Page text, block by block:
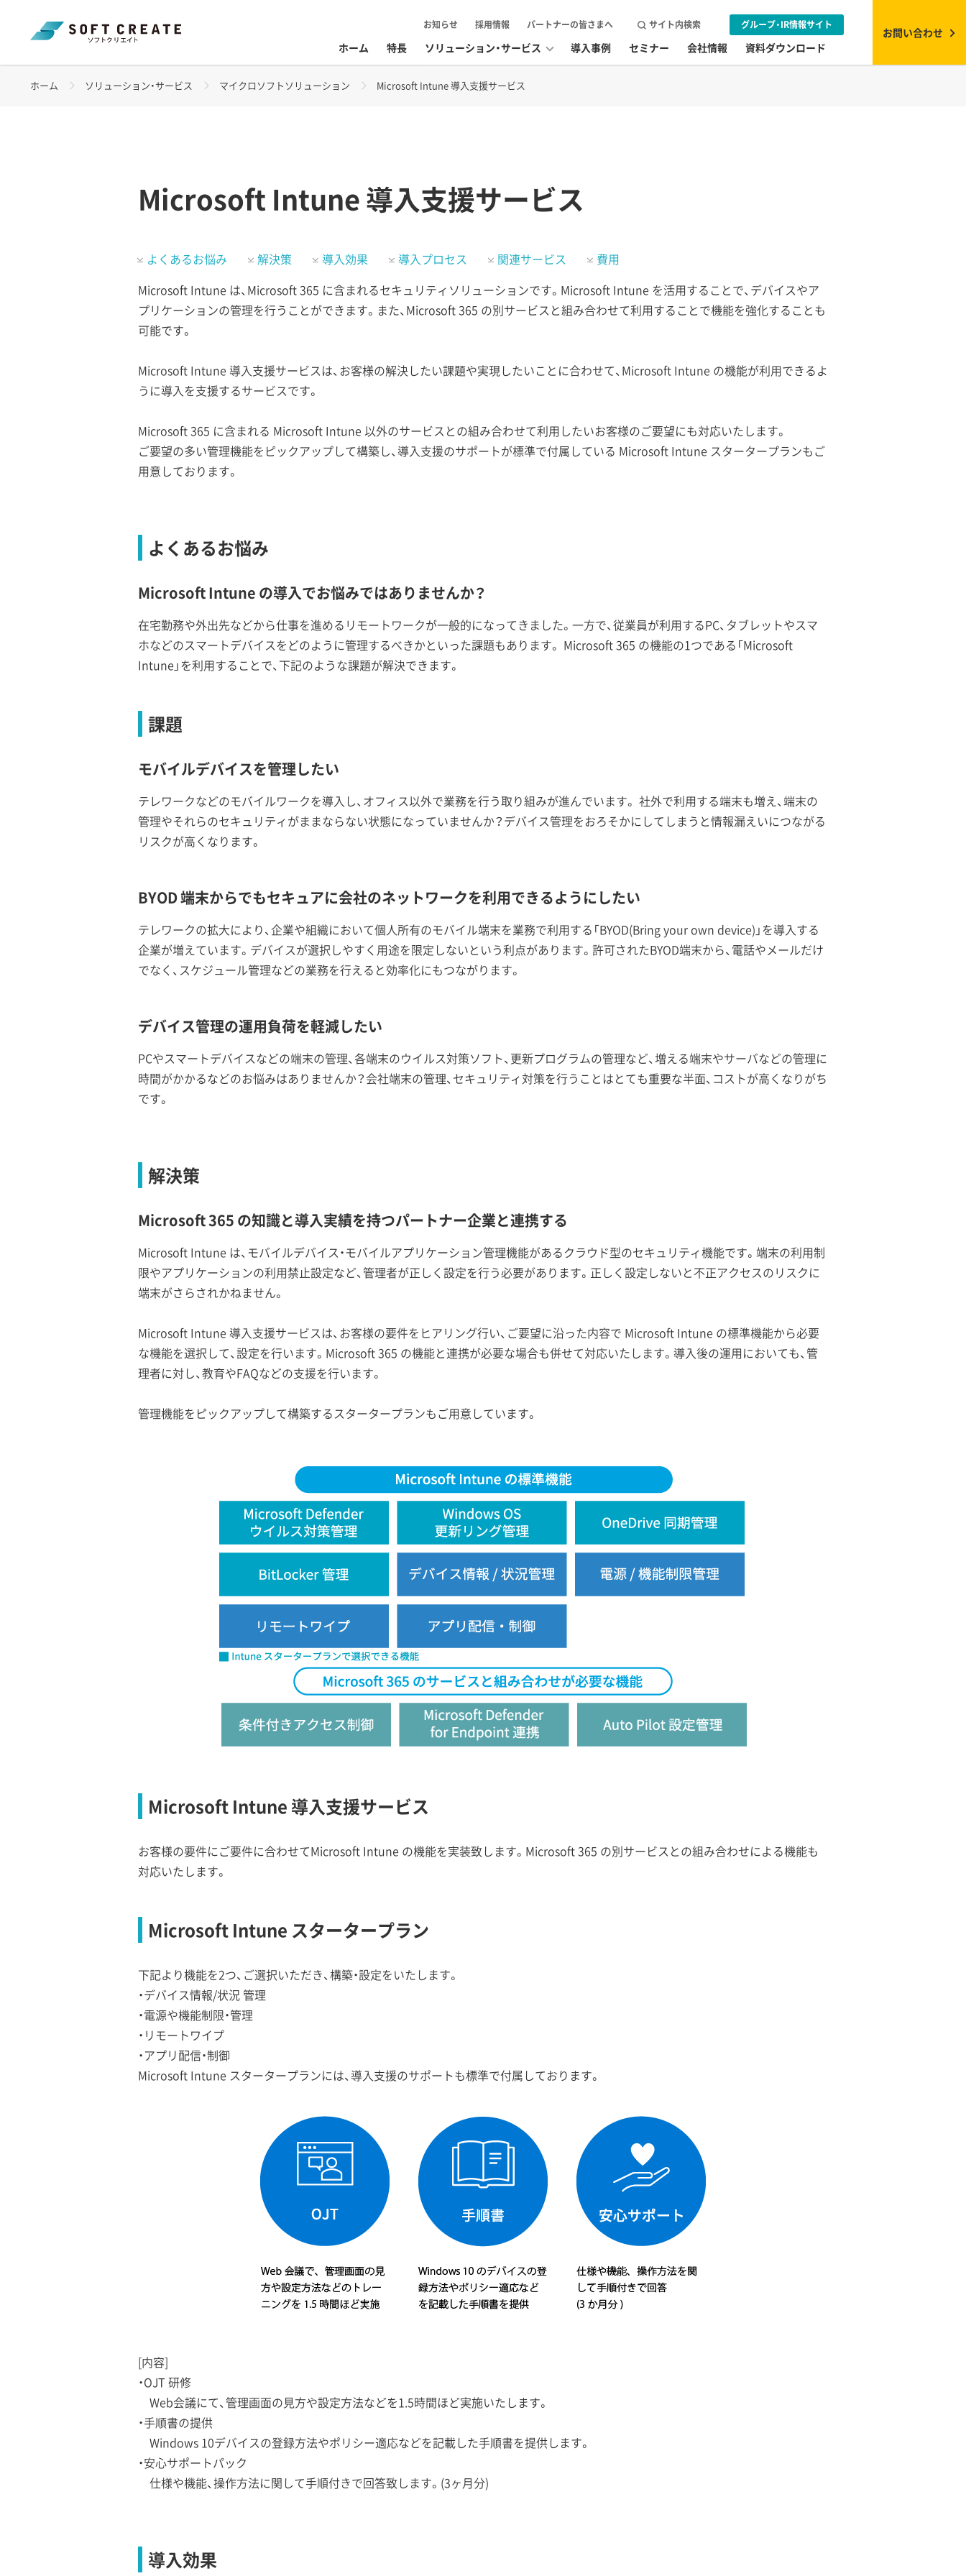
ホーム 特長 ソリューション・サービス 導入事例 セミナー 会社情報 資料ダウンロード
お知らせ 採用情報 パートナーの皆さまへ サイト内検索 グループ・IR情報サイト
お問い合わせ
ホーム ソリューション・サービス マイクロソフトソリューション Microsoft Intune 導入支援サービス
Microsoft Intune 導入支援サービス
よくあるお悩み 解決策 導入効果 導入プロセス 関連サービス
費用
Microsoft Intune は、Microsoft 365 に含まれるセキュリティソリューションです。Microsoft Intune を活用することで、デバイスやア
プリケーションの管理を行うことができます。また、Microsoft 365 の別サービスと組み合わせて利用することで機能を強化することも
可能です。
Microsoft Intune 導入支援サービスは、お客様の解決したい課題や実現したいことに合わせて、Microsoft Intune の機能が利用できるよ
うに導入を支援するサービスです。
Microsoft 365 に含まれる Microsoft Intune 以外のサービスとの組み合わせて利用したいお客様のご要望にも対応いたします。
ご要望の多い管理機能をピックアップして構築し、導入支援のサポートが標準で付属している Microsoft Intune スタータープランもご
用意しております。
よくあるお悩み
Microsoft Intune の導入でお悩みではありませんか？
在宅勤務や外出先などから仕事を進めるリモートワークが一般的になってきました。一方で、従業員が利用するPC、タブレットやスマ
ホなどのスマートデバイスをどのように管理するべきかといった課題もあります。 Microsoft 365 の機能の1つである「Microsoft
Intune」を利用することで、下記のような課題が解決できます。
課題
モバイルデバイスを管理したい
テレワークなどのモバイルワークを導入し、オフィス以外で業務を行う取り組みが進んでいます。 社外で利用する端末も増え、端末の
管理やそれらのセキュリティがままならない状態になっていませんか？デバイス管理をおろそかにしてしまうと情報漏えいにつながる
リスクが高くなります。
BYOD 端末からでもセキュアに会社のネットワークを利用できるようにしたい
テレワークの拡大により、企業や組織において個人所有のモバイル端末を業務で利用する「BYOD(Bring your own device)」を導入する
企業が増えています。デバイスが選択しやすく用途を限定しないという利点があります。許可されたBYOD端末から、電話やメールだけ
でなく、スケジュール管理などの業務を行えると効率化にもつながります。
デバイス管理の運用負荷を軽減したい
PCやスマートデバイスなどの端末の管理、各端末のウイルス対策ソフト、更新プログラムの管理など、増える端末やサーバなどの管理に
時間がかかるなどのお悩みはありませんか？会社端末の管理、セキュリティ対策を行うことはとても重要な半面、コストが高くなりがち
です。
解決策
Microsoft 365 の知識と導入実績を持つパートナー企業と連携する
Microsoft Intune は、モバイルデバイス・モバイルアプリケーション管理機能があるクラウド型のセキュリティ機能です。端末の利用制
限やアプリケーションの利用禁止設定など、管理者が正しく設定を行う必要があります。正しく設定しないと不正アクセスのリスクに
端末がさらされかねません。
Microsoft Intune 導入支援サービスは、お客様の要件をヒアリング行い、ご要望に沿った内容で Microsoft Intune の標準機能から必要
な機能を選択して、設定を行います。Microsoft 365 の機能と連携が必要な場合も併せて対応いたします。導入後の運用においても、管
理者に対し、教育やFAQなどの支援を行います。
管理機能をピックアップして構築するスタータープランもご用意しています。
Microsoft Intune 導入支援サービス
お客様の要件にご要件に合わせてMicrosoft Intune の機能を実装致します。Microsoft 365 の別サービスとの組み合わせによる機能も
対応いたします。
Microsoft Intune スタータープラン
下記より機能を2つ、ご選択いただき、構築・設定をいたします。
・デバイス情報/状況 管理
・電源や機能制限・管理
・リモートワイプ
・アプリ配信・制御
Microsoft Intune スタータープランには、導入支援のサポートも標準で付属しております。
[内容]
・OJT 研修
Web会議にて、管理画面の見方や設定方法などを1.5時間ほど実施いたします。
・手順書の提供
Windows 10デバイスの登録方法やポリシー適応などを記載した手順書を提供します。
・安心サポートパック
仕様や機能、操作方法に関して手順付きで回答致します。(3ヶ月分)
導入効果